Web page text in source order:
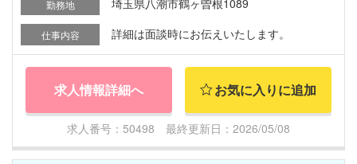
勤務地 埼玉県八潮市鶴ヶ曽根1089
仕事内容 詳細は面談時にお伝えいたします。
求人情報詳細へ お気に入りに追加
求人番号：50498 最終更新日：2026/05/08